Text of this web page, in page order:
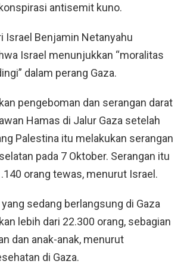
antisemit kuno.
Israel Benjamin Netanyahu
Israel menunjukkan “moralitas
dalam perang Gaza.
pengeboman dan serangan darat
Hamas di Jalur Gaza setelah
Palestina itu melakukan serangan
pada 7 Oktober. Serangan itu
orang tewas, menurut Israel.
sedang berlangsung di Gaza
lebih dari 22.300 orang, sebagian
dan anak-anak, menurut
di Gaza.